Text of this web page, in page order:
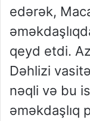
edərək,
qeyd etdi.
Dəhlizi
nəqli və bu
əməkdaşlıq